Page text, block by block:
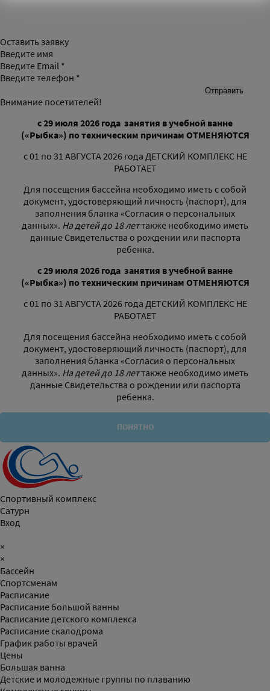
Оставить заявку
Введите имя
Введите Email *
Введите телефон *
Внимание посетителей!
с 29 июля 2026 года занятия в учебной ванне
(«Рыбка») по техническим причинамОТМЕНЯЮТСЯ
с 01 по 31 АВГУСТА 2026 года ДЕТСКИЙ КОМПЛЕКС НЕ
РАБОТАЕТ
Для посещения бассейна необходимо иметь с собой
документ, удостоверяющий личность (паспорт), для
заполнения бланка «Согласия о персональных
данных». На детей до 18 леттакже необходимо иметь
данные Свидетельства о рождении или паспорта
ребенка.
с 29 июля 2026 года занятия в учебной ванне
(«Рыбка») по техническим причинамОТМЕНЯЮТСЯ
с 01 по 31 АВГУСТА 2026 года ДЕТСКИЙ КОМПЛЕКС НЕ
РАБОТАЕТ
Для посещения бассейна необходимо иметь с собой
документ, удостоверяющий личность (паспорт), для
заполнения бланка «Согласия о персональных
данных». На детей до 18 леттакже необходимо иметь
данные Свидетельства о рождении или паспорта
ребенка.
ПОНЯТНО
Спортивный комплекс
Сатурн
Вход
×
×
Бассейн
Спортсменам
Расписание
Расписание большой ванны
Расписание детского комплекса
Расписание скалодрома
График работы врачей
Цены
Большая ванна
Детские и молодежные группы по плаванию